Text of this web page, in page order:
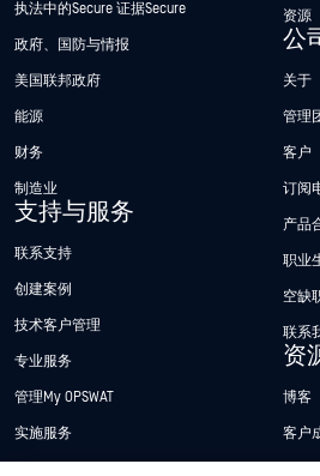
执法中的Secure 证据Secure
政府、国防与情报
美国联邦政府
能源
财务
制造业
支持与服务
联系支持
创建案例
技术客户管理
专业服务
管理My OPSWAT
实施服务
资源
公
关于
管理
客户
订阅
产品
职业
空缺
联系
资
博客
客户